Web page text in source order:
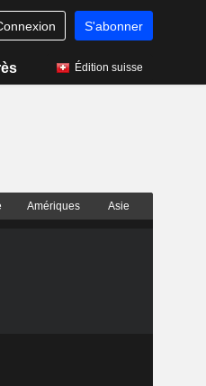
S'abonner
Édition suisse
Amériques Asie